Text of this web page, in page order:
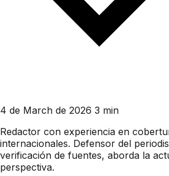
4 de March de 2026 3 min
Redactor con experiencia en
internacionales. Defensor del
verificación de fuentes, aborda la
perspectiva.